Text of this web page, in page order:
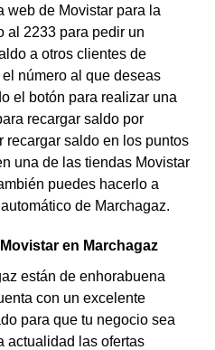
web de Movistar para la
al 2233 para pedir un
a otros clientes de
número al que deseas
el botón para realizar una
recargar saldo por
recargar saldo en los puntos
una de las tiendas Movistar
puedes hacerlo a
de Marchagaz.
en Marchagaz
están de enhorabuena
con un excelente
para que tu negocio sea
actualidad las ofertas